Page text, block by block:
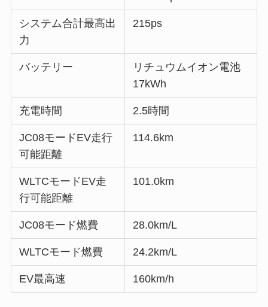
システム合計最高出
力
215ps
バッテリー
リチュウムイオン電池
17kWh
充電時間 2.5時間
JC08モードEV走行
可能距離
114.6km
WLTCモードEV走
行可能距離
101.0km
JC08モード燃費 28.0km/L
WLTCモード燃費 24.2km/L
EV最高速 160km/h